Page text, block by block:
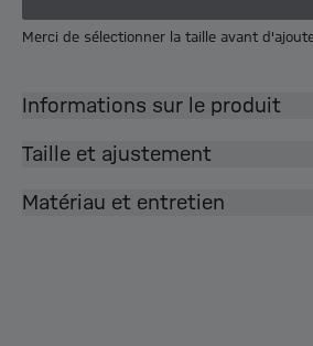
Merci de sélectionner la taille avant
Informations sur le produit
Taille et ajustement
Matériau et entretien